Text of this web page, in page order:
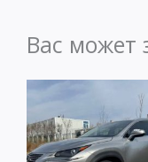
Вас может